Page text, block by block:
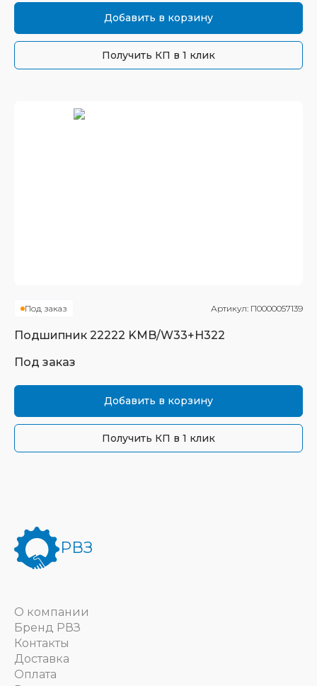
Добавить в корзину
Получить КП в 1 клик
Под заказ Артикул: П0000057139
Подшипник 22222 KMB/W33+H322
Под заказ
Добавить в корзину
Получить КП в 1 клик
РВЗ
О компании
Бренд РВЗ
Контакты
Доставка
Оплата